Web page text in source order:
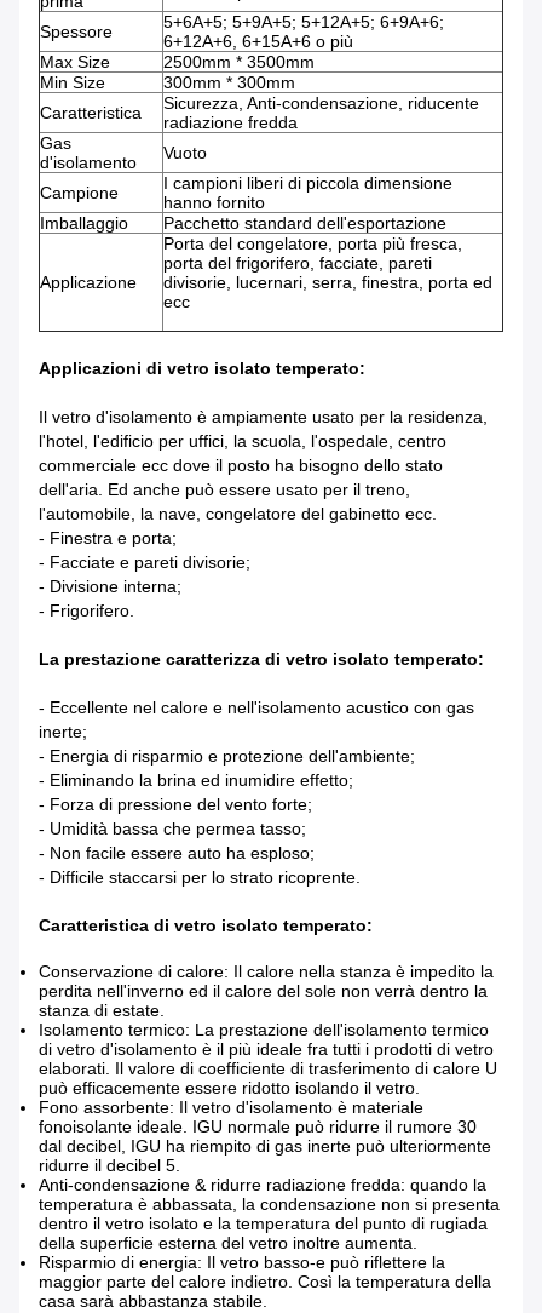
Spessore
5+6A+5; 5+9A+5; 5+12A+5; 6+9A+6;
6+12A+6, 6+15A+6 o più
Max Size
2500mm * 3500mm
Min Size
300mm * 300mm
Caratteristica
Sicurezza, Anti-condensazione, riducente
radiazione fredda
Gas
d'isolamento
Vuoto
Campione
I campioni liberi di piccola dimensione
hanno fornito
Imballaggio
Pacchetto standard dell'esportazione
Applicazione
Porta del congelatore, porta più fresca,
porta del frigorifero, facciate, pareti
divisorie, lucernari, serra, finestra, porta ed
ecc
Applicazioni di vetro isolato temperato:
Il vetro d'isolamento è ampiamente usato per la residenza,
l'hotel, l'edificio per uffici, la scuola, l'ospedale, centro
commerciale ecc dove il posto ha bisogno dello stato
dell'aria. Ed anche può essere usato per il treno,
l'automobile, la nave, congelatore del gabinetto ecc.
- Finestra e porta;
- Facciate e pareti divisorie;
- Divisione interna;
- Frigorifero.
La prestazione caratterizza di vetro isolato temperato:
- Eccellente nel calore e nell'isolamento acustico con gas
inerte;
- Energia di risparmio e protezione dell'ambiente;
- Eliminando la brina ed inumidire effetto;
- Forza di pressione del vento forte;
- Umidità bassa che permea tasso;
- Non facile essere auto ha esploso;
- Difficile staccarsi per lo strato ricoprente.
Caratteristica di vetro isolato temperato:
Conservazione di calore: Il calore nella stanza è impedito la
perdita nell'inverno ed il calore del sole non verrà dentro la
stanza di estate.
Isolamento termico: La prestazione dell'isolamento termico
di vetro d'isolamento è il più ideale fra tutti i prodotti di vetro
elaborati. Il valore di coefficiente di trasferimento di calore U
può efficacemente essere ridotto isolando il vetro.
Fono assorbente: Il vetro d'isolamento è materiale
fonoisolante ideale. IGU normale può ridurre il rumore 30
dal decibel, IGU ha riempito di gas inerte può ulteriormente
ridurre il decibel 5.
Anti-condensazione & ridurre radiazione fredda: quando la
temperatura è abbassata, la condensazione non si presenta
dentro il vetro isolato e la temperatura del punto di rugiada
della superficie esterna del vetro inoltre aumenta.
Risparmio di energia: Il vetro basso-e può riflettere la
maggior parte del calore indietro. Così la temperatura della
casa sarà abbastanza stabile.